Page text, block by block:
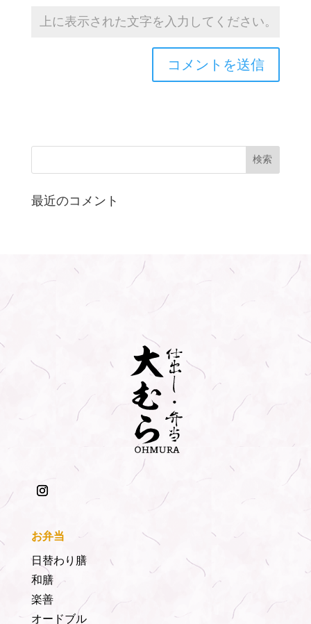
最近のコメント
お弁当
日替わり膳
和膳
楽善
オードブル